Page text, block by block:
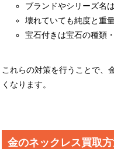
ブランドやシリーズ名
壊れていても純度と重
宝石付きは宝石の種類
これらの対策を行うことで、
くなります。
金のネックレス買取